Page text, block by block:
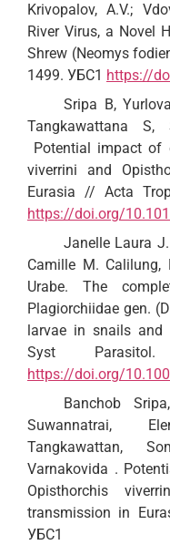
Krivopalov, A.V.;
River Virus, a Novel
Shrew (Neomys
1499. УБС1 https://
Sripa B,
Tangkawattana S,
Potential impact of
viverrini and
Eurasia // Acta
https://doi.org/
Janelle Laura
Camille M. Calilung,
Urabe. The
Plagiorchiidae gen.
larvae in snails
Syst
https://doi.org/
Banchob
Suwannatrai,
Tangkawattan,
Varnakovida .
Opisthorchis
transmission in
УБС1